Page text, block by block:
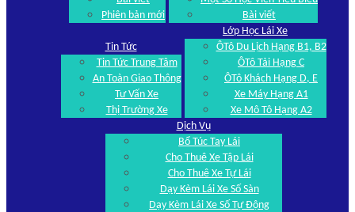
Phiên bản mới
Bài viết
Tin Tức
Tin Tức Trung Tâm
An Toàn Giao Thông
Tư Vấn Xe
Thị Trường Xe
Lớp Học Lái Xe
ÔTô Du Lịch Hạng B1, B2
ÔTô Tải Hạng C
ÔTô Khách Hạng D, E
Xe Máy Hạng A1
Xe Mô Tô Hạng A2
Dịch Vụ
Bổ Túc Tay Lái
Cho Thuê Xe Tập Lái
Cho Thuê Xe Tự Lái
Dạy Kèm Lái Xe Số Sàn
Dạy Kèm Lái Xe Số Tự Động